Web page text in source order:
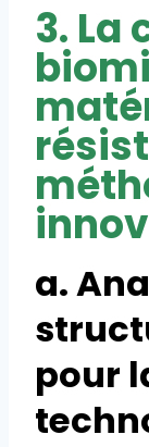
3. La
a.
pour